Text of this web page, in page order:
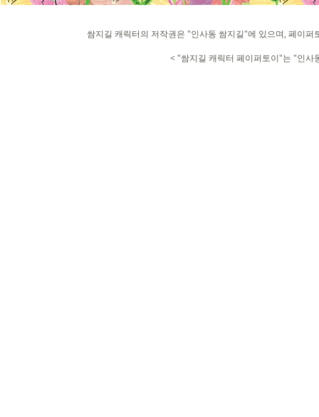
쌈지길 캐릭터의 저작권은 "인사동 쌈지길"에 있으며, 페이
< "쌈지길 캐릭터 페이퍼토이"는 "인사